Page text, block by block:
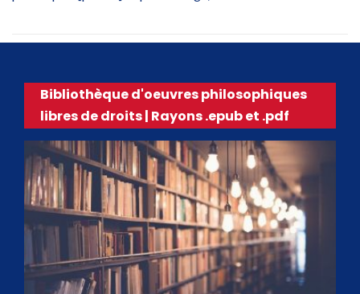
Bibliothèque d'oeuvres philosophiques
libres de droits | Rayons .epub et .pdf